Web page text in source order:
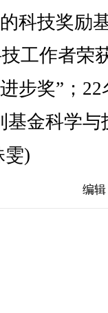
科技奖励
工作者荣
步奖”；22
基金科学与
雯)
编